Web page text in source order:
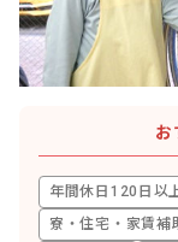
お
年間休日120日以
寮・住宅・家賃補